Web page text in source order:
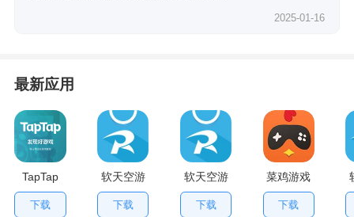
2025-01-16
最新应用
TapTap
V2.84.0
手机版
下载
软天空游
戏盒应用
下载
软天空游
戏大全
App
下载
菜鸡游戏
不用排队
版
下载